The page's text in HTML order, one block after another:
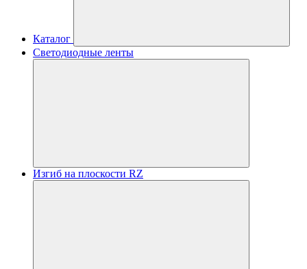
Каталог
Светодиодные ленты
Изгиб на плоскости RZ